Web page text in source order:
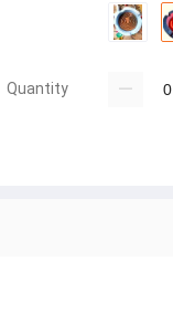
Quantity